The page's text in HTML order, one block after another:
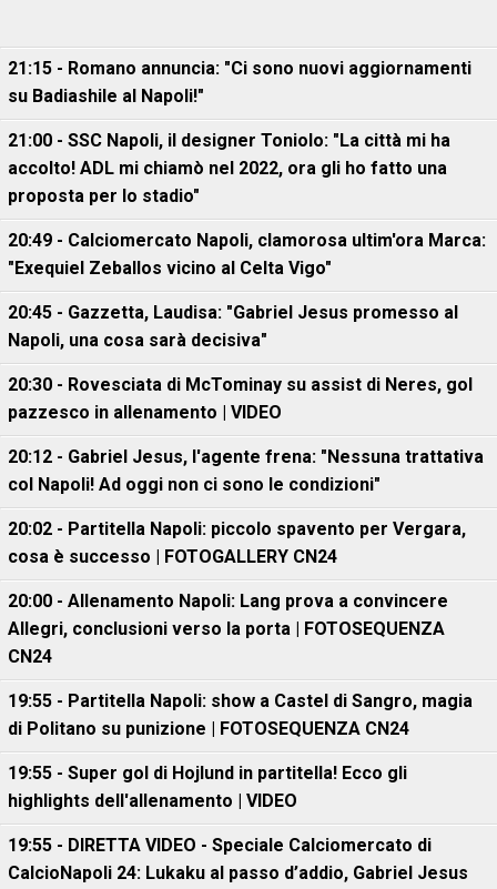
21:15 - Romano annuncia: "Ci sono nuovi aggiornamenti
su Badiashile al Napoli!"
21:00 - SSC Napoli, il designer Toniolo: "La città mi ha
accolto! ADL mi chiamò nel 2022, ora gli ho fatto una
proposta per lo stadio"
20:49 - Calciomercato Napoli, clamorosa ultim'ora Marca:
"Exequiel Zeballos vicino al Celta Vigo"
20:45 - Gazzetta, Laudisa: "Gabriel Jesus promesso al
Napoli, una cosa sarà decisiva"
20:30 - Rovesciata di McTominay su assist di Neres, gol
pazzesco in allenamento | VIDEO
20:12 - Gabriel Jesus, l'agente frena: "Nessuna trattativa
col Napoli! Ad oggi non ci sono le condizioni"
20:02 - Partitella Napoli: piccolo spavento per Vergara,
cosa è successo | FOTOGALLERY CN24
20:00 - Allenamento Napoli: Lang prova a convincere
Allegri, conclusioni verso la porta | FOTOSEQUENZA
CN24
19:55 - Partitella Napoli: show a Castel di Sangro, magia
di Politano su punizione | FOTOSEQUENZA CN24
19:55 - Super gol di Hojlund in partitella! Ecco gli
highlights dell'allenamento | VIDEO
19:55 - DIRETTA VIDEO - Speciale Calciomercato di
CalcioNapoli 24: Lukaku al passo d’addio, Gabriel Jesus